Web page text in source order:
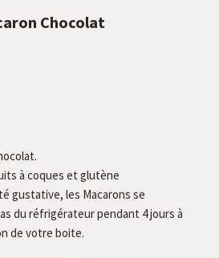
Chocolat
à coques et glutène
gustative, les Macarons se
du réfrigérateur pendant 4 jours à
de votre boite.